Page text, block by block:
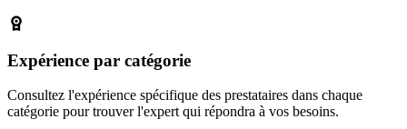
Expérience par catégorie
Consultez l'expérience spécifique des prestataires dans chaque
catégorie pour trouver l'expert qui répondra à vos besoins.